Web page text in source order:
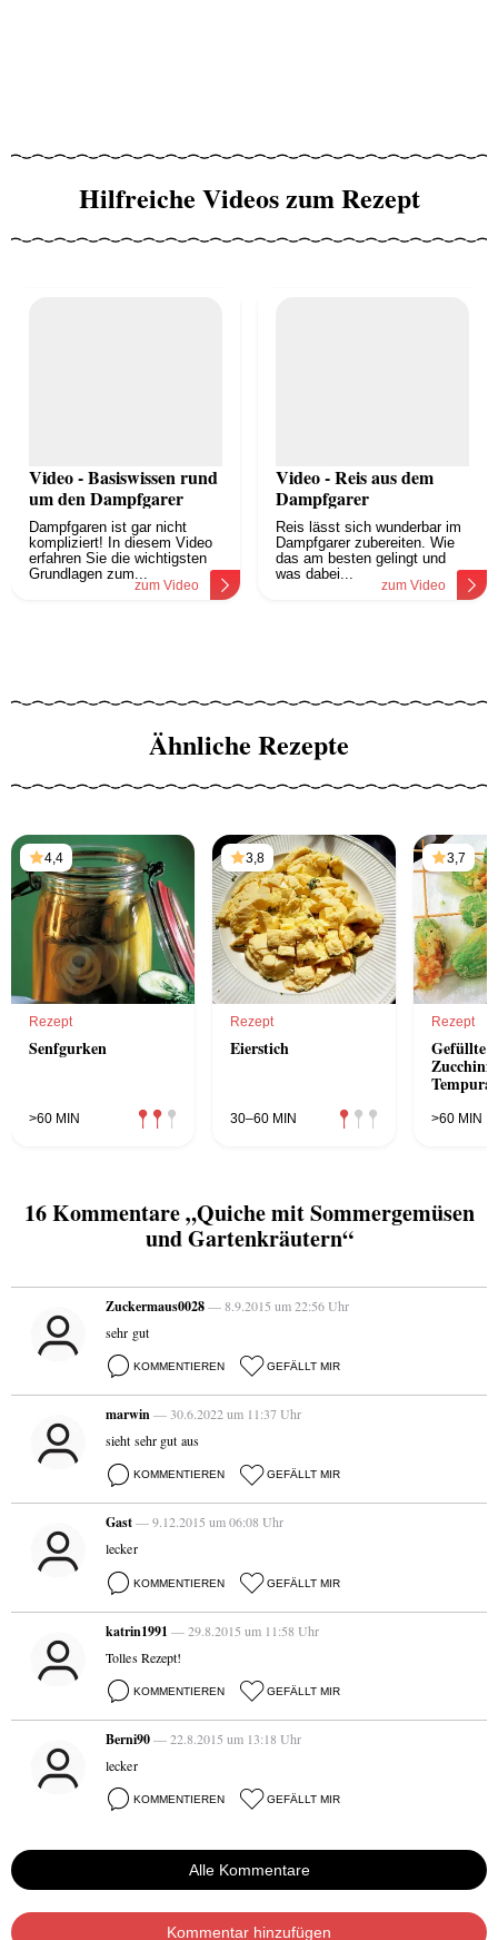
Hilfreiche Videos zum Rezept
Video - Basiswissen rund
um den Dampfgarer
Dampfgaren ist gar nicht
kompliziert! In diesem Video
erfahren Sie die wichtigsten
Grundlagen zum...
zum Video
Video - Reis aus dem
Dampfgarer
Reis lässt sich wunderbar im
Dampfgarer zubereiten. Wie
das am besten gelingt und
was dabei...
zum Video
Ähnliche Rezepte
4,4
Rezept
Senfgurken
>60 MIN
3,8
Rezept
Eierstich
30–60 MIN
3,7
Rezept
Gefüllte
>60 MIN
16 Kommentare „Quiche mit Sommergemüsen
und Gartenkräutern“
Zuckermaus0028— 8.9.2015 um 22:56 Uhr
sehr gut
KOMMENTIEREN GEFÄLLT MIR
marwin— 30.6.2022 um 11:37 Uhr
sieht sehr gut aus
KOMMENTIEREN GEFÄLLT MIR
Gast— 9.12.2015 um 06:08 Uhr
lecker
KOMMENTIEREN GEFÄLLT MIR
katrin1991 — 29.8.2015 um 11:58 Uhr
Tolles Rezept!
KOMMENTIEREN GEFÄLLT MIR
Berni90— 22.8.2015 um 13:18 Uhr
lecker
KOMMENTIEREN GEFÄLLT MIR
Alle Kommentare
Kommentar hinzufügen